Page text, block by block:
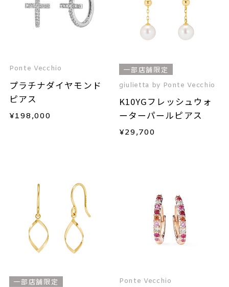
Ponte Vecchio
プラチナダイヤモンド
ピアス
¥198,000
一部店舗限定
giulietta by Ponte Vecchio
K10YGフレッシュウォ
ーターパールピアス
¥29,700
一部店舗限定 Ponte Vecchio